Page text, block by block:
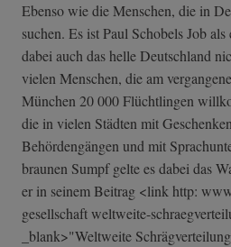
Ebenso wie die Menschen, die in
suchen. Es ist Paul Schobels Job als
dabei auch das helle Deutschland
vielen Menschen, die am
München 20 000 Flüchtlingen
die in vielen Städten mit
Behördengängen und mit
braunen Sumpf gelte es dabei das
er in seinem Beitrag <link http:
gesellschaft weltweite-
_blank>"Weltweite